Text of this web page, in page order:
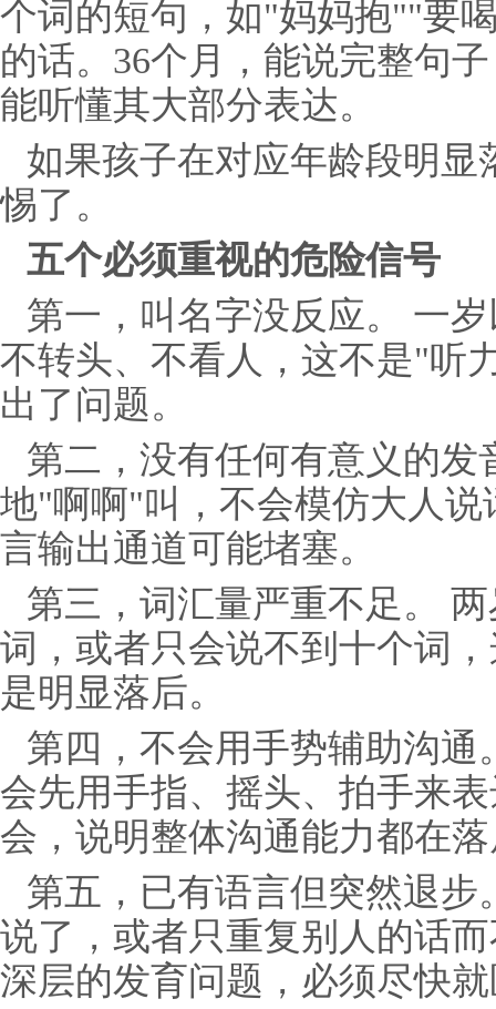
个词的短句，如"妈妈抱""要
的话。36个月，能说完整句
能听懂其大部分表达。
如果孩子在对应年龄段明
惕了。
五个必须重视的危险信号
第一，叫名字没反应。 一
不转头、不看人，这不是"听
出了问题。
第二，没有任何有意义的发
地"啊啊"叫，不会模仿大人
言输出通道可能堵塞。
第三，词汇量严重不足。
词，或者只会说不到十个词
是明显落后。
第四，不会用手势辅助沟
会先用手指、摇头、拍手来
会，说明整体沟通能力都在
第五，已有语言但突然退
说了，或者只重复别人的话
深层的发育问题，必须尽快